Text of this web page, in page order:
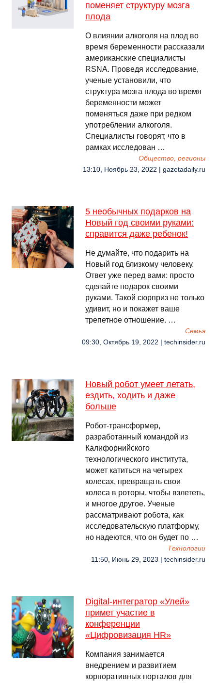
поменяет структуру мозга
плода
О влиянии алкоголя на плод во
время беременности рассказали
американские специалисты
RSNA. Проведя исследование,
ученые установили, что
структура мозга плода во время
беременности может
поменяться даже при редком
употреблении алкоголя.
Специалисты говорят, что в
рамках исследован …
Общество, регионы
13:10, Ноябрь 23, 2022 | gazetadaily.ru
5 необычных подарков на
Новый год своими руками:
справится даже ребенок!
Не думайте, что подарить на
Новый год близкому человеку.
Ответ уже перед вами: просто
сделайте подарок своими
руками. Такой сюрприз не только
удивит, но и покажет ваше
трепетное отношение. …
Семья
09:30, Октябрь 19, 2022 | techinsider.ru
Новый робот умеет летать,
ездить, ходить и даже
больше
Робот-трансформер,
разработанный командой из
Калифорнийского
технологического института,
может катиться на четырех
колесах, превращать свои
колеса в роторы, чтобы взлететь,
и многое другое. Ученые
рассматривают робота, как
исследовательскую платформу,
но надеются, что он будет по …
Технологии
11:50, Июнь 29, 2023 | techinsider.ru
Digital-интегратор «Улей»
примет участие в
конференции
«Цифровизация HR»
Компания занимается
внедрением и развитием
корпоративных порталов для